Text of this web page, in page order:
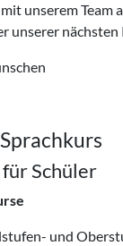
unserem Team
unserer
Schüler
und